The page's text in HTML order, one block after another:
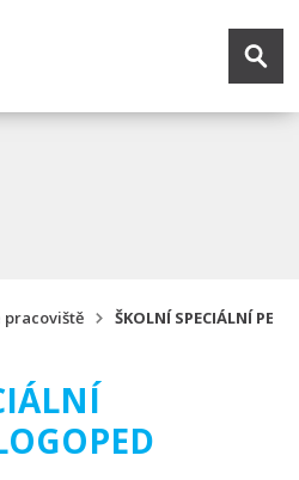
pracoviště ŠKOLNÍ SPECIÁLNÍ